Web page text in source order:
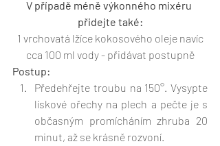
V případě méně výkonného mixéru
přidejte také:
1 vrchovatá lžíce kokosového oleje navíc
cca 100 ml vody - přidávat postupně
Postup:
Předehřejte troubu na 150°. Vysypte
lískové ořechy na plech a pečte je s
občasným promícháním zhruba 20
minut, až se krásně rozvoní.